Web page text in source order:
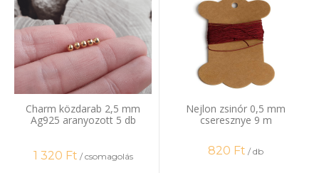
Charm közdarab 2,5 mm
Ag925 aranyozott 5 db
1 320 Ft / csomagolás
Nejlon zsinór 0,5 mm
cseresznye 9 m
820 Ft / db